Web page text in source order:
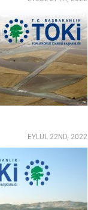
EYLÜL 22ND, 2022